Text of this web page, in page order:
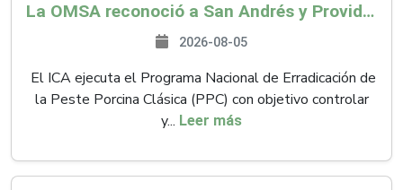
La OMSA reconoció a San Andrés y Providencia como zona libre de Peste Porcina Clásica (PPC)
2026-08-05
El ICA ejecuta el Programa Nacional de Erradicación de
la Peste Porcina Clásica (PPC) con objetivo controlar
y... Leer más